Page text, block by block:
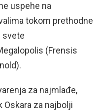
uspehe na
tokom prethodne
svete
(Frensis
za najmlađe,
Oskara za najbolji